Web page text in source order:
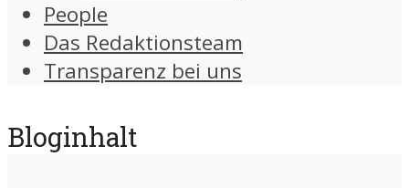
People
Das Redaktionsteam
Transparenz bei uns
Bloginhalt